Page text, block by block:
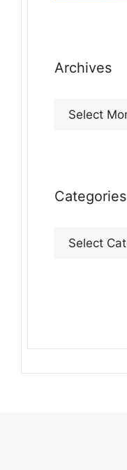
Archives
Archives
Categories
Categories